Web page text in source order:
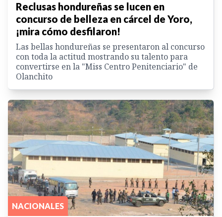
Reclusas hondureñas se lucen en
concurso de belleza en cárcel de Yoro,
¡mira cómo desfilaron!
Las bellas hondureñas se presentaron al concurso
con toda la actitud mostrando su talento para
convertirse en la "Miss Centro Penitenciario" de
Olanchito
NACIONALES